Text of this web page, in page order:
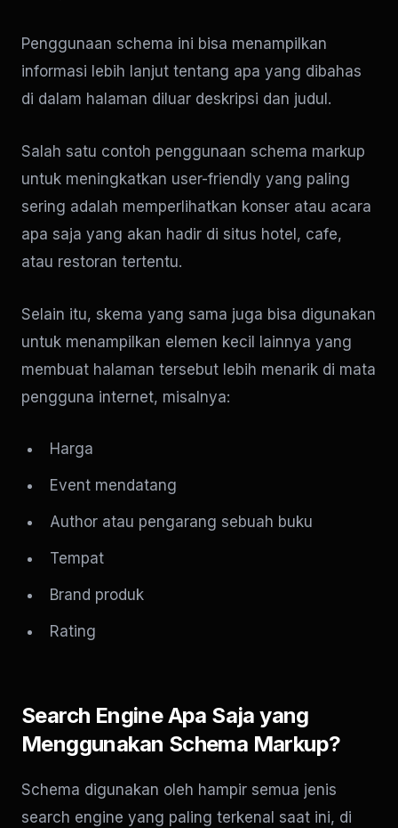
Penggunaan schema ini bisa menampilkan
informasi lebih lanjut tentang apa yang dibahas
di dalam halaman diluar deskripsi dan judul.
Salah satu contoh penggunaan schema markup
untuk meningkatkan user-friendly yang paling
sering adalah memperlihatkan konser atau acara
apa saja yang akan hadir di situs hotel, cafe,
atau restoran tertentu.
Selain itu, skema yang sama juga bisa digunakan
untuk menampilkan elemen kecil lainnya yang
membuat halaman tersebut lebih menarik di mata
pengguna internet, misalnya:
Harga
Event mendatang
Author atau pengarang sebuah buku
Tempat
Brand produk
Rating
Search Engine Apa Saja yang
Menggunakan Schema Markup?
Schema digunakan oleh hampir semua jenis
search engine yang paling terkenal saat ini, di